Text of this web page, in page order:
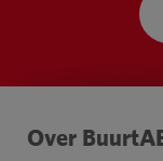
Over